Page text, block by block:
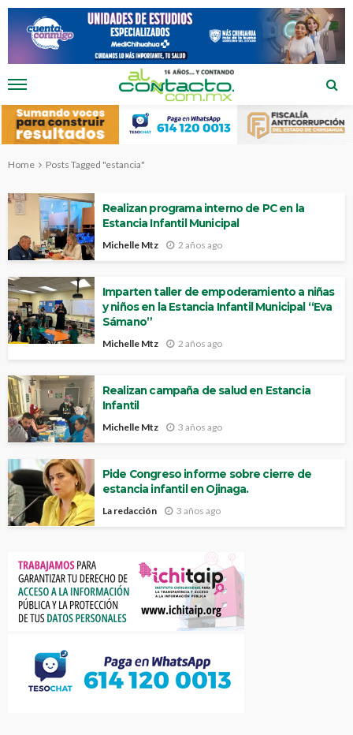
Home Posts Tagged "estancia"
Realizan programa interno de PC en la
Estancia Infantil Municipal
Michelle Mtz 2 años ago
Imparten taller de empoderamiento a niñas
y niños en la Estancia Infantil Municipal “Eva
Sámano”
Michelle Mtz 2 años ago
Realizan campaña de salud en Estancia
Infantil
Michelle Mtz 3 años ago
Pide Congreso informe sobre cierre de
estancia infantil en Ojinaga.
La redacción 3 años ago